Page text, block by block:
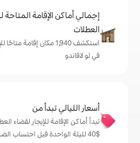
المتاحة للإيجار لقضاء
1,940 مكان إقامة متاحًا للإيجار لقضاء العطلات
للإيجار لقضاء العطلات في لو لافاندو من